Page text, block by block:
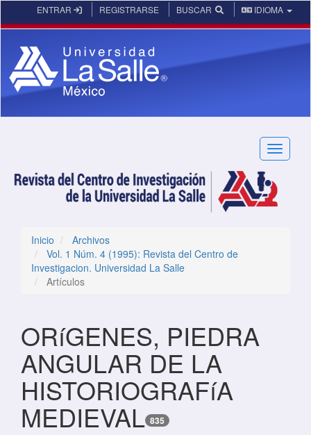
Navegación principal
Contenido principal
ENTRAR REGISTRARSE BUSCAR IDIOMA
Toggle
Inicio
Archivos
Vol. 1 Núm. 4 (1995): Revista del Centro de
Investigacion. Universidad La Salle
Artículos
ORíGENES, PIEDRA
ANGULAR DE LA
HISTORIOGRAFíA
MEDIEVAL 835